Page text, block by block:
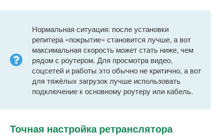
Нормальная ситуация: после установки
репитера «покрытие» становится лучше, а вот
максимальная скорость может стать ниже, чем
рядом с роутером. Для просмотра видео,
соцсетей и работы это обычно не критично, а вот
для тяжёлых загрузок лучше использовать
подключение к основному роутеру или кабель.
Точная настройка ретранслятора